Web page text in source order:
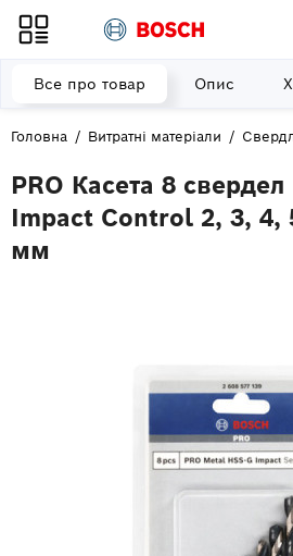
Головна Витратні матеріали
PRO Касета 8
Impact Control 2, 3, 4,
мм
Все про товар Опис